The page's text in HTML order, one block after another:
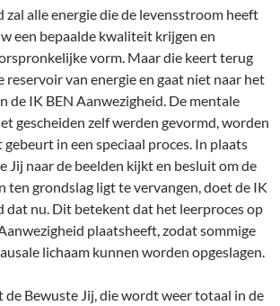
zal alle energie die de levensstroom heeft
een bepaalde kwaliteit krijgen en
vorm. Maar die keert terug
reservoir van energie en gaat niet naar het
de IK BEN Aanwezigheid. De mentale
gescheiden zelf werden gevormd, worden
in een speciaal proces. In plaats
Jij naar de beelden kijkt en besluit om de
ten grondslag ligt te vervangen, doet de IK
dat nu. Dit betekent dat het leerproces op
plaatsheeft, zodat sommige
lichaam kunnen worden opgeslagen.
Bewuste Jij, die wordt weer totaal in de